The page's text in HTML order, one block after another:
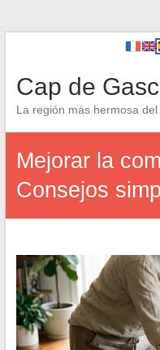
Cap de
La región más hermosa del
Mejorar la
Consejos